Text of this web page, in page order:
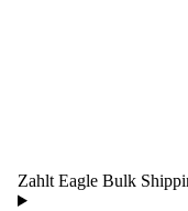
Zahlt Eagle Bulk